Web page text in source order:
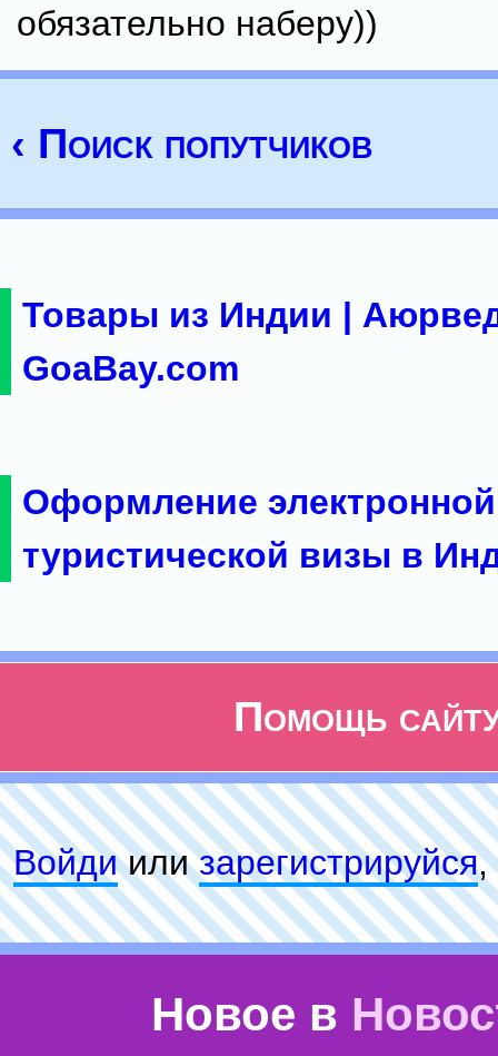
обязательно наберу))
‹ Поиск попутчиков
Товары из Индии |
GoaBay.com
Оформление электронной
туристической визы в
Помощь
Войдиилизарeгиcтpируйся,
Новое в